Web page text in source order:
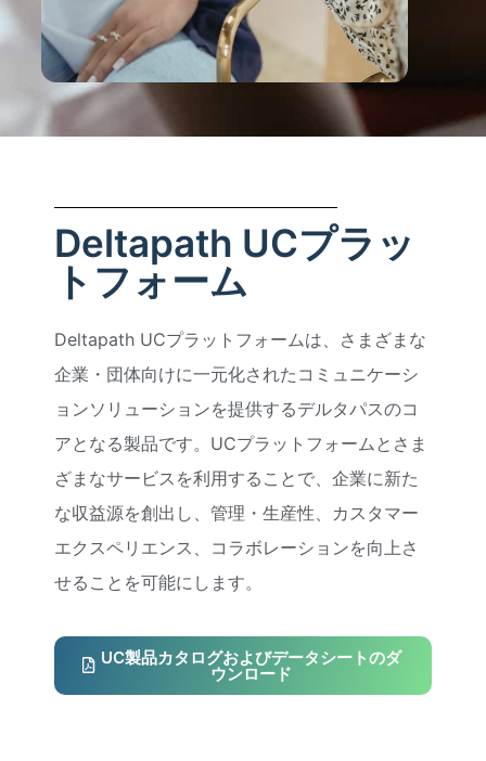
Deltapath UCプラッ
トフォーム
Deltapath UCプラットフォームは、さまざまな
企業・団体向けに一元化されたコミュニケーシ
ョンソリューションを提供するデルタパスのコ
アとなる製品です。UCプラットフォームとさま
ざまなサービスを利用することで、企業に新た
な収益源を創出し、管理・生産性、カスタマー
エクスペリエンス、コラボレーションを向上さ
せることを可能にします。
UC製品カタログおよびデータシートのダ
ウンロード